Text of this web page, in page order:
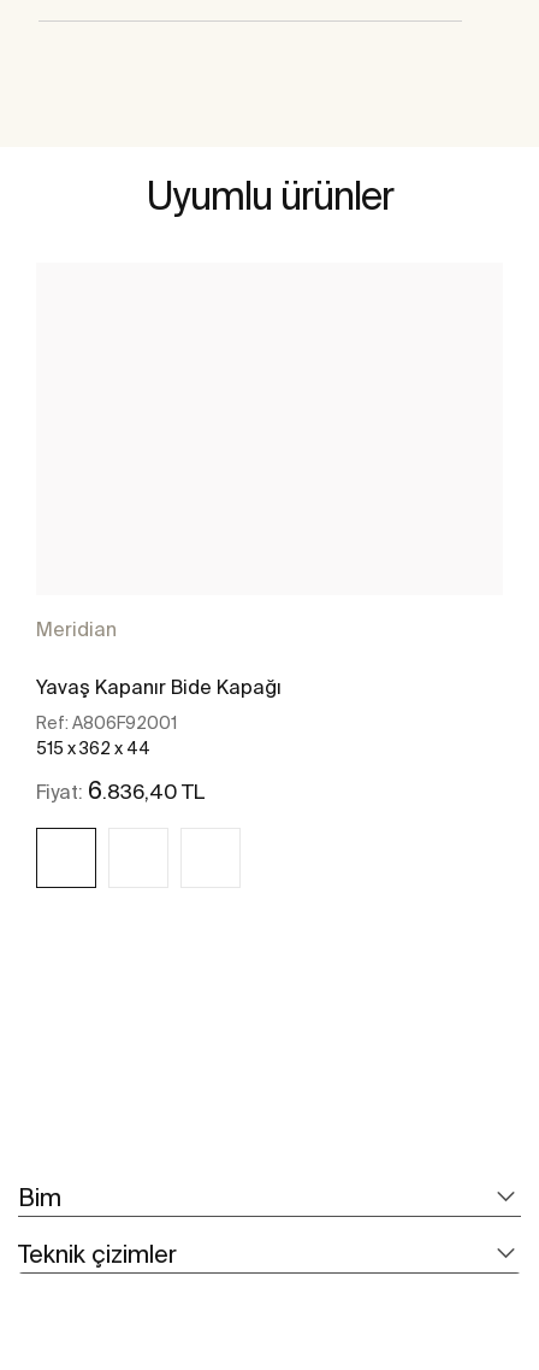
Uyumlu ürünler
Meridian
Yavaş Kapanır Bide Kapağı
Ref: A806F92001
515 x 362 x 44
Fiyat: 6.836,40 TL
Bim
Teknik çizimler